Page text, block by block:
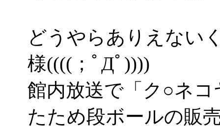
どうやらありえない
様((((；ﾟДﾟ))))
館内放送で「ク○ネ
たため段ボールの販